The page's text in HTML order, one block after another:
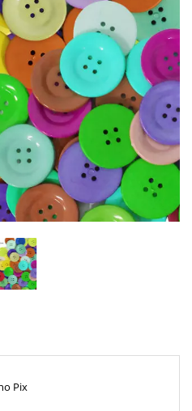
Pix